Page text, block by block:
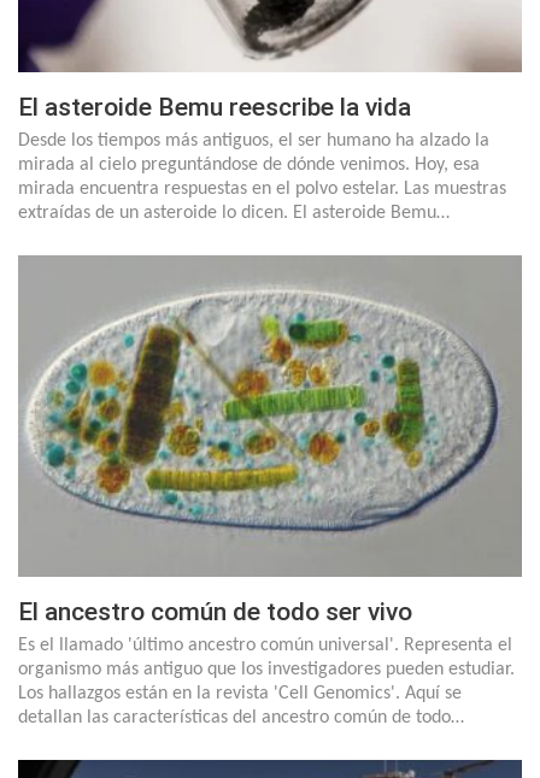
El asteroide Bemu reescribe la vida
Desde los tiempos más antiguos, el ser humano ha alzado la
mirada al cielo preguntándose de dónde venimos. Hoy, esa
mirada encuentra respuestas en el polvo estelar. Las muestras
extraídas de un asteroide lo dicen. El asteroide Bemu…
El ancestro común de todo ser vivo
Es el llamado 'último ancestro común universal'. Representa el
organismo más antiguo que los investigadores pueden estudiar.
Los hallazgos están en la revista 'Cell Genomics'. Aquí se
detallan las características del ancestro común de todo…